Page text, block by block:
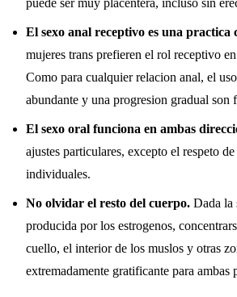
El sexo anal receptivo es una practica
mujeres trans prefieren el rol receptivo
Como para cualquier relacion anal, el
abundante y una progresion gradual son
El sexo oral funciona en ambas
ajustes particulares, excepto el respeto
individuales.
No olvidar el resto del cuerpo. Dada la
producida por los estrogenos,
cuello, el interior de los muslos y otras
extremadamente gratificante para ambas